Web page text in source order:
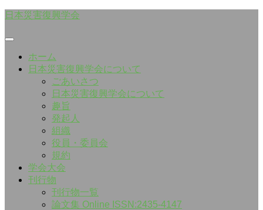
Skip
日本災害復興学会
ホーム
日本災害復興学会について
ごあいさつ
日本災害復興学会について
趣旨
発起人
組織
役員・委員会
規約
学会大会
刊行物
刊行物一覧
論文集 Online ISSN:2435-4147